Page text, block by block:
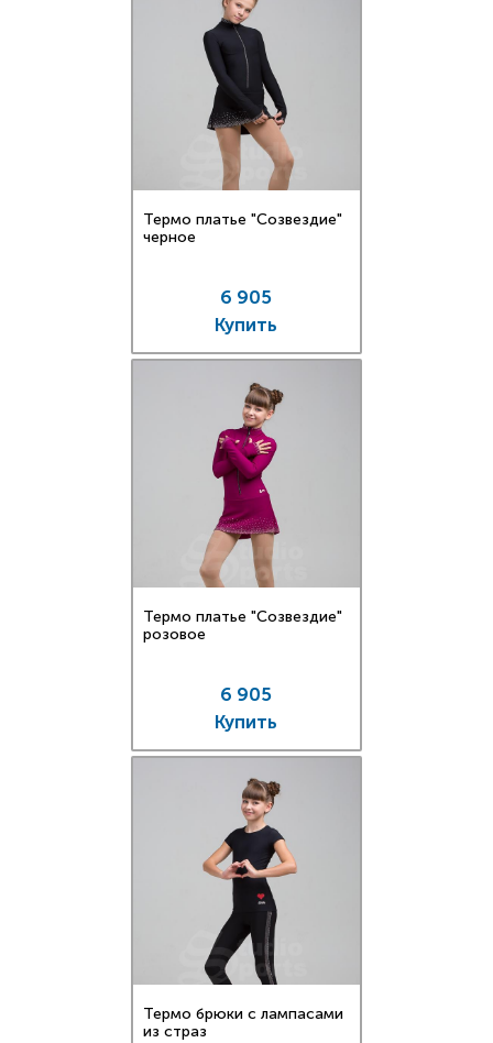
Термо платье "Созвездие"
черное
6 905
Купить
Термо платье "Созвездие"
розовое
6 905
Купить
Термо брюки с лампасами
из страз